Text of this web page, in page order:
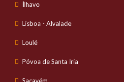
Ílhavo
Lisboa - Alvalade
Loulé
Póvoa de Santa Iria